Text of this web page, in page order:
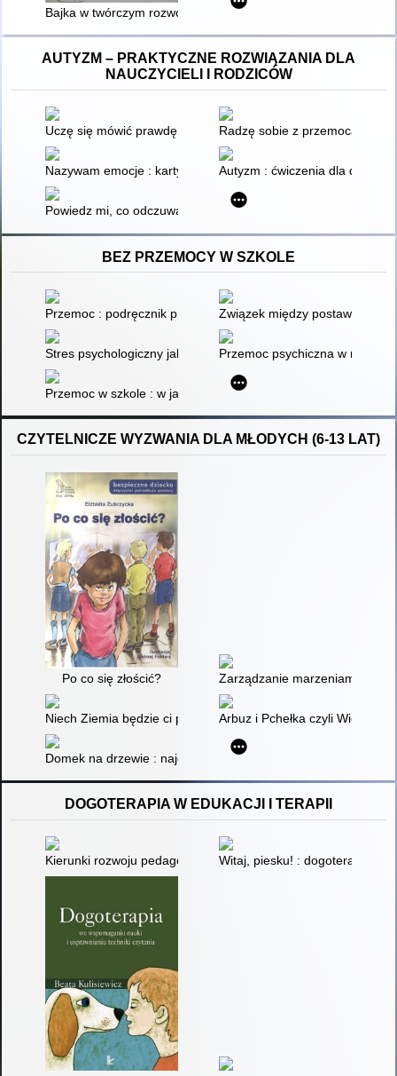
Bajka w twórczym rozwoju i arteterapii
AUTYZM – PRAKTYCZNE ROZWIĄZANIA DLA
NAUCZYCIELI I RODZICÓW
Uczę się mówić prawdę : karty pracy rozwijające umiejętność
Radzę sobie z przemocą w
Nazywam emocje : karty pracy dla dzieci ze specjalnymi
Autyzm : ćwiczenia dla dzieci :
Powiedz mi, co odczuwasz : ćwiczenia dla dzieci z
BEZ PRZEMOCY W SZKOLE
Przemoc : podręcznik przetrwania dla nastolatków : szkoła,
Związek między postawami
Stres psychologiczny jako źródło agresji szkolnej
Przemoc psychiczna w
Przemoc w szkole : w jaki sposób interweniować i zapobiegać
CZYTELNICZE WYZWANIA DLA MŁODYCH (6-13 LAT)
Po co się złościć? Zarządzanie marzeniami :
Niech Ziemia będzie ci przyjaciółkąArbuz i Pchełka czyli Wielkie
Domek na drzewie : najgłupsze historyjki
DOGOTERAPIA W EDUKACJI I TERAPII
Kierunki rozwoju pedagogiki specjalnejWitaj, piesku! : dogoterapia